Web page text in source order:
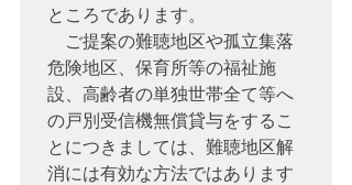
ところであります。
ご提案の難聴地区や孤立集落
危険地区、保育所等の福祉施
設、高齢者の単独世帯全て等へ
の戸別受信機無償貸与をするこ
とにつきましては、難聴地区解
消には有効な方法ではあります